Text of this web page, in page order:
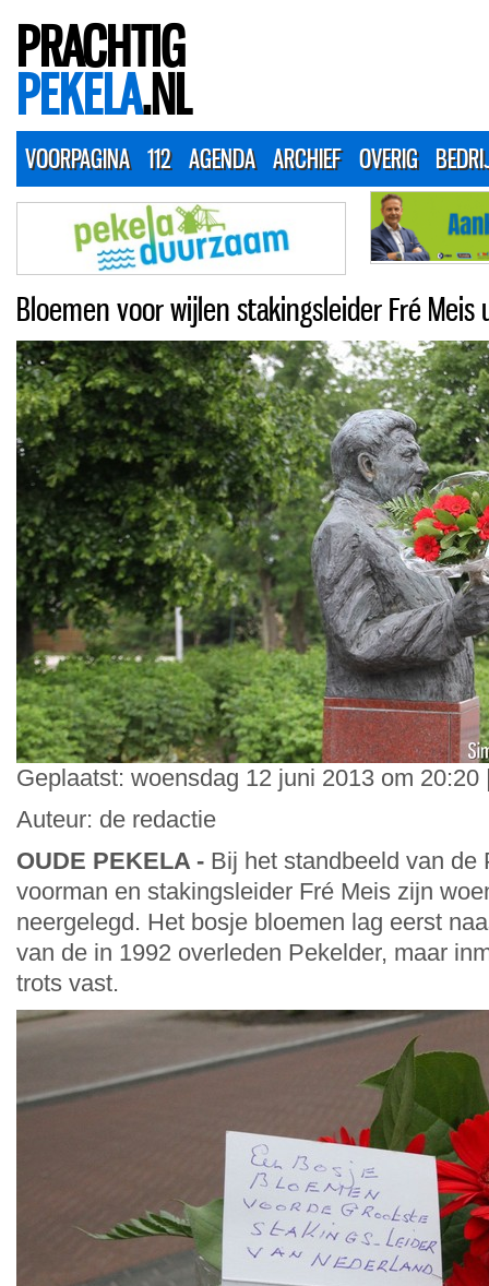
PRACHTIG
PEKELA.NL
VOORPAGINA 112 AGENDA ARCHIEF OVERIG
Bloemen voor wijlen stakingsleider Fré Meis
Geplaatst: woensdag 12 juni 2013 om 20:20
Auteur: de redactie
OUDE PEKELA - Bij het standbeeld van de
voorman en stakingsleider Fré Meis zijn
neergelegd. Het bosje bloemen lag eerst
van de in 1992 overleden Pekelder, maar
trots vast.